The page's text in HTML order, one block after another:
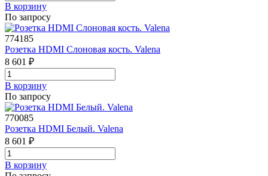
В корзинy
По запросу
774185
Розетка HDMI Слоновая кость. Valena
8 601 ₽
В корзинy
По запросу
770085
Розетка HDMI Белый. Valena
8 601 ₽
В корзинy